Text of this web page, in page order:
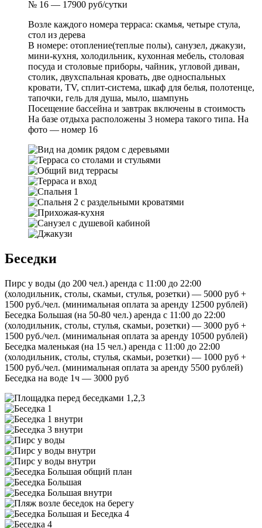
№ 16 — 17900 руб/сутки
Возле каждого номера терраса: скамья, четыре стула,
стол из дерева
В номере: отопление(теплые полы), санузел, джакузи,
мини-кухня, холодильник, кухонная мебель, столовая
посуда и столовые приборы, чайник, угловой диван,
столик, двухспальная кровать, две односпальных
кровати, TV, сплит-система, шкаф для белья, полотенце,
тапочки, гель для душа, мыло, шампунь
Посещение бассейна и завтрак включены в стоимость
На базе отдыха расположены 3 номера такого типа. На
фото — номер 16
Беседки
Пирс у воды (до 200 чел.) аренда с 11:00 до 22:00
(холодильник, столы, скамьи, стулья, розетки) — 5000 руб +
1500 руб./чел. (минимальная оплата за аренду 12500 рублей)
Беседка Большая (на 50-80 чел.) аренда с 11:00 до 22:00
(холодильник, столы, стулья, скамьи, розетки) — 3000 руб +
1500 руб./чел. (минимальная оплата за аренду 10500 рублей)
Беседка маленькая (на 15 чел.) аренда с 11:00 до 22:00
(холодильник, столы, стулья, скамьи, розетки) — 1000 руб +
1500 руб./чел. (минимальная оплата за аренду 5500 рублей)
Беседка на воде 1ч — 3000 руб